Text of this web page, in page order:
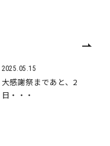
2025.05.15
大感謝祭まであと、2
日・・・